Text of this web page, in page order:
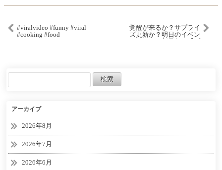
#viralvideo #funny #viral
#cooking #food
覚醒が来るか？サプライ
ズ更新か？明日のイベン
アーカイブ
2026年8月
2026年7月
2026年6月